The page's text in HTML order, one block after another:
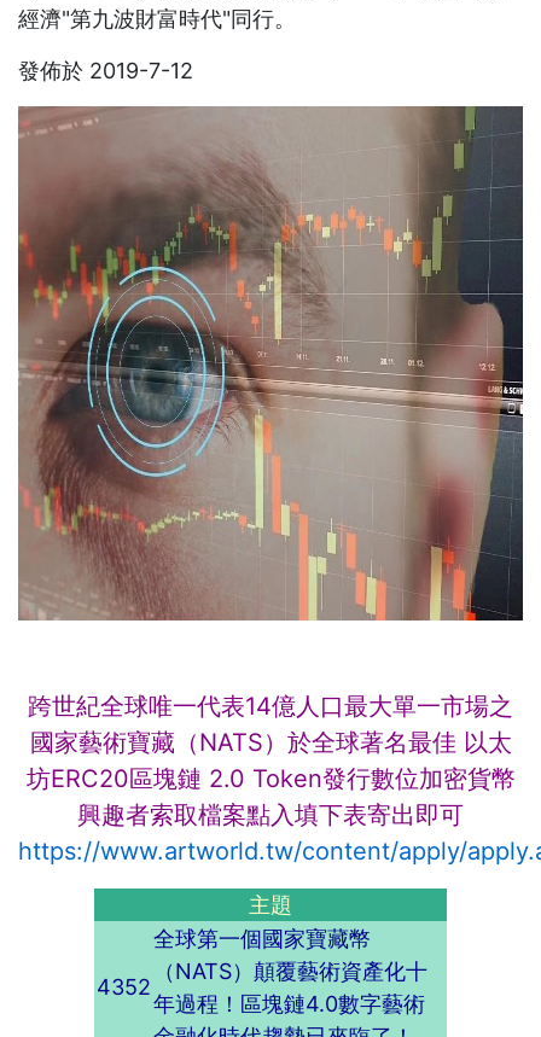
經濟"第九波財富時代"同行。
發佈於 2019-7-12
跨世紀全球唯一代表14億人口最大單一市場之
國家藝術寶藏（NATS）於全球著名最佳 以太
坊ERC20區塊鏈 2.0 Token發行數位加密貨幣
興趣者索取檔案點入填下表寄出即可
https://www.artworld.tw/content/apply/
主題
4352
全球第一個國家寶藏幣
（NATS）顛覆藝術資產化十
年過程！區塊鏈4.0數字藝術